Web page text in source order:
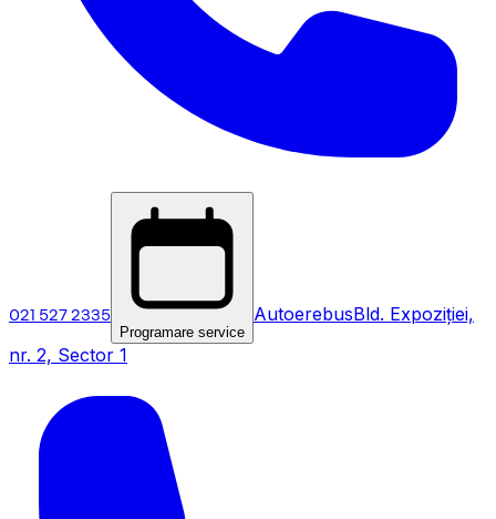
021 527 2335
Programare service
AutoerebusBld. Expoziției,
nr. 2, Sector 1